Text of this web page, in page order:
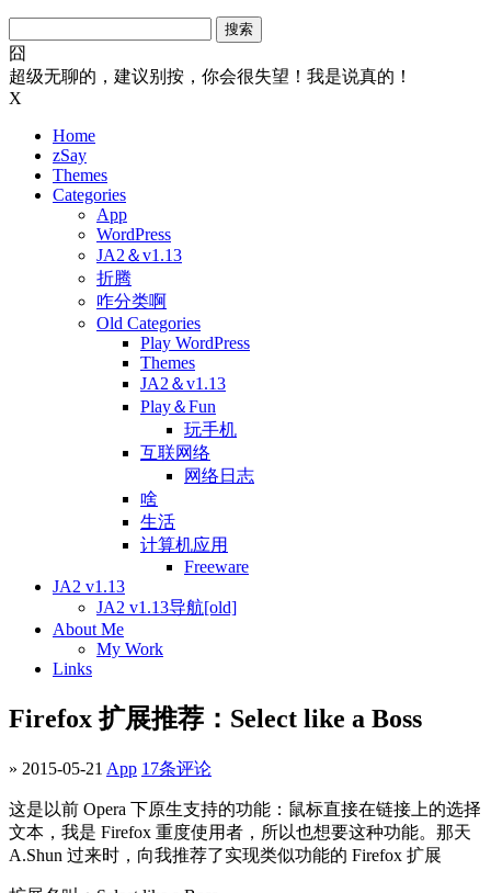
索：
囧
超级无聊的，建议别按，你会很失望！我是说真的！
X
Home
zSay
Themes
Categories
App
WordPress
JA2＆v1.13
折腾
咋分类啊
Old Categories
Play WordPress
Themes
JA2＆v1.13
Play＆Fun
玩手机
互联网络
网络日志
啥
生活
计算机应用
Freeware
JA2 v1.13
JA2 v1.13导航[old]
About Me
My Work
Links
Firefox 扩展推荐：Select like a Boss
» 2015-05-21 App 17条评论
这是以前 Opera 下原生支持的功能：鼠标直接在链接上的选择
文本，我是 Firefox 重度使用者，所以也想要这种功能。那天
A.Shun 过来时，向我推荐了实现类似功能的 Firefox 扩展